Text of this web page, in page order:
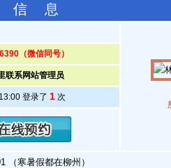
信 息
（微信同号）
登录了 1次
（寒暑假都在柳州）